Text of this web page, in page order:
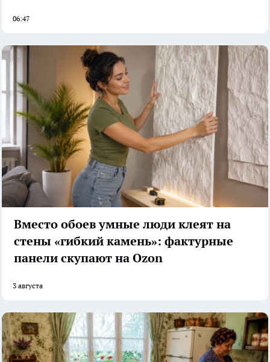
06:47
Вместо обоев умные люди клеят на
стены «гибкий камень»: фактурные
панели скупают на Ozon
3 августа